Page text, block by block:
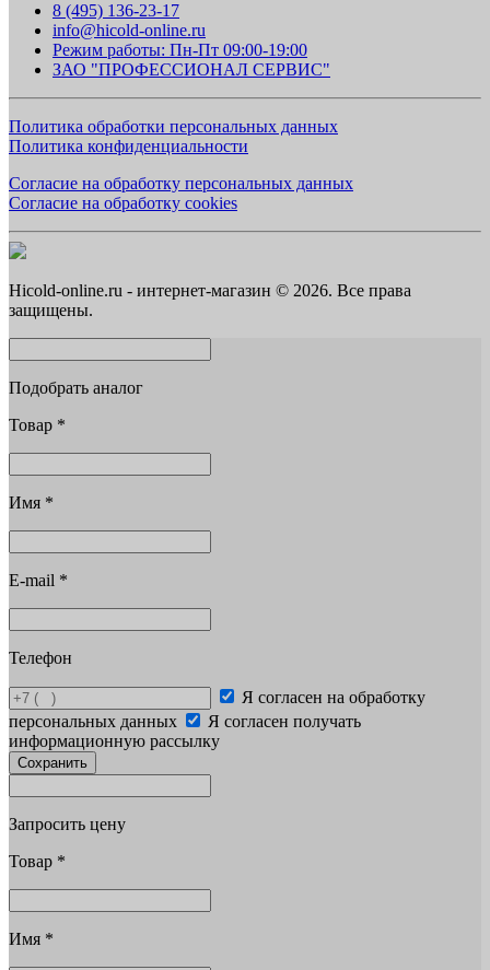
8 (495) 136-23-17
info@hicold-online.ru
Режим работы: Пн-Пт 09:00-19:00
ЗАО "ПРОФЕССИОНАЛ СЕРВИС"
Политика обработки персональных данных
Политика конфиденциальности
Согласие на обработку персональных данных
Согласие на обработку cookies
Hicold-online.ru - интернет-магазин © 2026. Все права
защищены.
Подобрать аналог
Товар *
Имя *
E-mail *
Телефон
Я согласен на обработку
персональных данных
Я согласен получать
информационную рассылку
Сохранить
Запросить цену
Товар *
Имя *